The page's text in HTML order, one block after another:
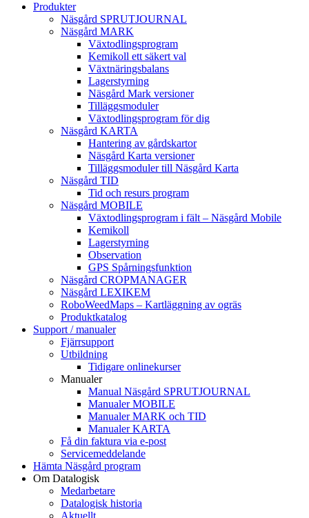
Produkter
Näsgård SPRUTJOURNAL
Näsgård MARK
Växtodlingsprogram
Kemikoll ett säkert val
Växtnäringsbalans
Lagerstyrning
Näsgård Mark versioner
Tilläggsmoduler
Växtodlingsprogram för dig
Näsgård KARTA
Hantering av gårdskartor
Näsgård Karta versioner
Tilläggsmoduler till Näsgård Karta
Näsgård TID
Tid och resurs program
Näsgård MOBILE
Växtodlingsprogram i fält – Näsgård Mobile
Kemikoll
Lagerstyrning
Observation
GPS Spårningsfunktion
Näsgård CROPMANAGER
Näsgård LEXIKEM
RoboWeedMaps – Kartläggning av ogräs
Produktkatalog
Support / manualer
Fjärrsupport
Utbildning
Tidigare onlinekurser
Manualer
Manual Näsgård SPRUTJOURNAL
Manualer MOBILE
Manualer MARK och TID
Manualer KARTA
Få din faktura via e-post
Servicemeddelande
Hämta Näsgård program
Om Datalogisk
Medarbetare
Datalogisk historia
Aktuellt